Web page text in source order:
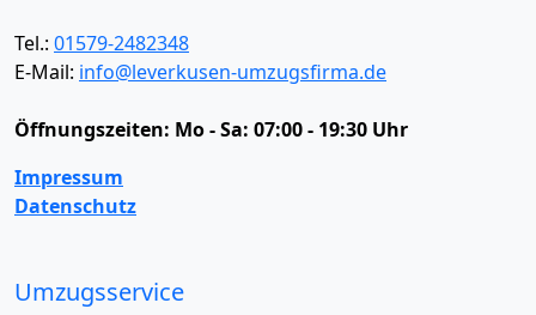
Tel.: 01579-2482348
E-Mail: info@leverkusen-umzugsfirma.de
Öffnungszeiten: Mo - Sa: 07:00 - 19:30 Uhr
Impressum
Datenschutz
Umzugsservice